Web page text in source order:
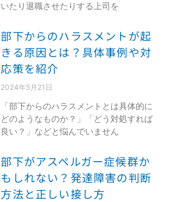
いたり退職させたりする上司を
部下からのハラスメントが起
きる原因とは？具体事例や対
応策を紹介
2024年5月21日
「部下からのハラスメントとは具体的に
どのようなものか？」「どう対処すれば
良い？」などと悩んでいません
部下がアスペルガー症候群か
もしれない？発達障害の判断
方法と正しい接し方